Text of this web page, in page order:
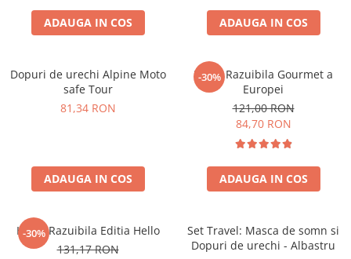
ADAUGA IN COS ADAUGA IN COS
Dopuri de urechi Alpine Moto
safe Tour
81,34 RON
ADAUGA IN COS
-30%
Harta Razuibila Gourmet a
Europei
121,00 RON
84,70 RON
ADAUGA IN COS
-30%
Harta Razuibila Editia Hello
131,17 RON
Set Travel: Masca de somn si
Dopuri de urechi - Albastru